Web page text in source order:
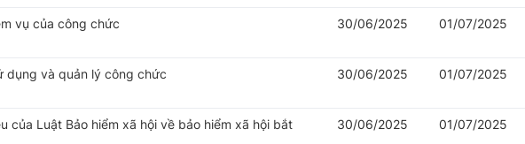
vụ của công chức 30/06/2025 01/07/2025
dụng và quản lý công chức 30/06/2025 01/07/2025
của Luật Bảo hiểm xã hội về bảo hiểm xã hội bắt
30/06/2025 01/07/2025